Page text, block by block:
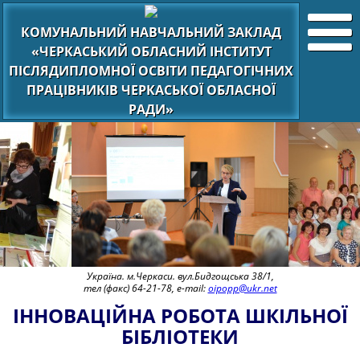
КОМУНАЛЬНИЙ НАВЧАЛЬНИЙ ЗАКЛАД
«ЧЕРКАСЬКИЙ ОБЛАСНИЙ ІНСТИТУТ
ПІСЛЯДИПЛОМНОЇ ОСВІТИ ПЕДАГОГІЧНИХ
ПРАЦІВНИКІВ ЧЕРКАСЬКОЇ ОБЛАСНОЇ
РАДИ»
Україна. м.Черкаси. вул.Бидгощська 38/1,
тел (факс) 64-21-78, e-mail:oipopp@ukr.net
ІННОВАЦІЙНА РОБОТА ШКІЛЬНОЇ
БІБЛІОТЕКИ